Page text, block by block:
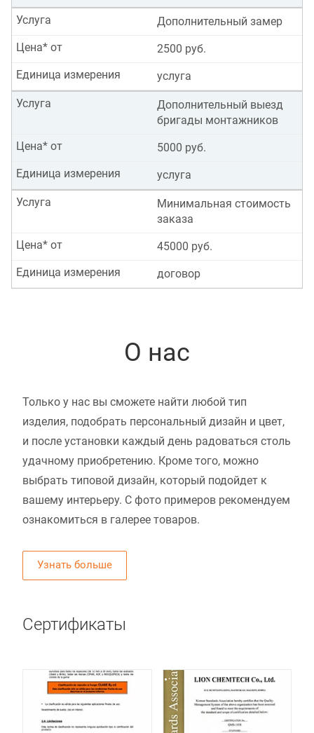
Дополнительный замер
Услуга
2500 руб.
Цена* от
услуга
Единица измерения
Дополнительный выезд
бригады монтажников
Услуга
5000 руб.
Цена* от
услуга
Единица измерения
Минимальная стоимость
заказа
Услуга
45000 руб.
Цена* от
договор
Единица измерения
О нас
Только у нас вы сможете найти любой тип
изделия, подобрать персональный дизайн и цвет,
и после установки каждый день радоваться столь
удачному приобретению. Кроме того, можно
выбрать типовой дизайн, который подойдет к
вашему интерьеру. С фото примеров рекомендуем
ознакомиться в галерее товаров.
Узнать больше
Сертификаты